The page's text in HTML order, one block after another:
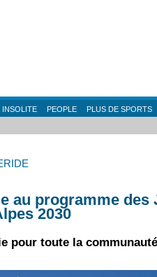
INSOLITE PEOPLE PLUS DE SPORTS
au programme des
2030
pour toute la